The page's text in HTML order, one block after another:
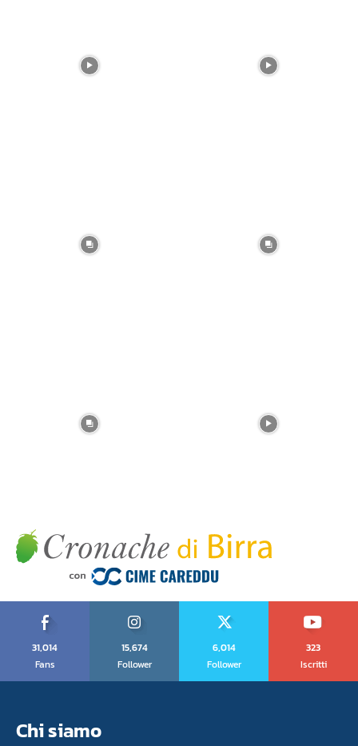
31,014
Fans
15,674
Follower
6,014
Follower
323
Iscritti
Chi siamo